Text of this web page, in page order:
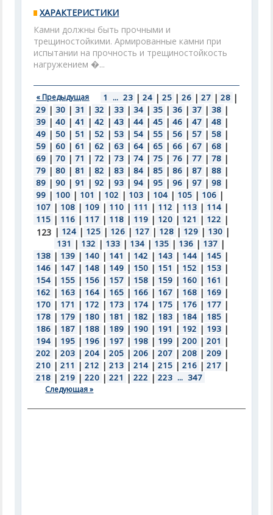
ХАРАКТЕРИСТИКИ
Камни должны быть прочными и
трещиностойкими. Армированные камни при
испытании на прочность и трещиностойкость
нагружением �...
« Предыдущая 1 ... 23 | 24 | 25 | 26 | 27 | 28 |
29 | 30 | 31 | 32 | 33 | 34 | 35 | 36 | 37 | 38 |
39 | 40 | 41 | 42 | 43 | 44 | 45 | 46 | 47 | 48 |
49 | 50 | 51 | 52 | 53 | 54 | 55 | 56 | 57 | 58 |
59 | 60 | 61 | 62 | 63 | 64 | 65 | 66 | 67 | 68 |
69 | 70 | 71 | 72 | 73 | 74 | 75 | 76 | 77 | 78 |
79 | 80 | 81 | 82 | 83 | 84 | 85 | 86 | 87 | 88 |
89 | 90 | 91 | 92 | 93 | 94 | 95 | 96 | 97 | 98 |
99 | 100 | 101 | 102 | 103 | 104 | 105 | 106 |
107 | 108 | 109 | 110 | 111 | 112 | 113 | 114 |
115 | 116 | 117 | 118 | 119 | 120 | 121 | 122 |
123 | 124 | 125 | 126 | 127 | 128 | 129 | 130 |
131 | 132 | 133 | 134 | 135 | 136 | 137 |
138 | 139 | 140 | 141 | 142 | 143 | 144 | 145 |
146 | 147 | 148 | 149 | 150 | 151 | 152 | 153 |
154 | 155 | 156 | 157 | 158 | 159 | 160 | 161 |
162 | 163 | 164 | 165 | 166 | 167 | 168 | 169 |
170 | 171 | 172 | 173 | 174 | 175 | 176 | 177 |
178 | 179 | 180 | 181 | 182 | 183 | 184 | 185 |
186 | 187 | 188 | 189 | 190 | 191 | 192 | 193 |
194 | 195 | 196 | 197 | 198 | 199 | 200 | 201 |
202 | 203 | 204 | 205 | 206 | 207 | 208 | 209 |
210 | 211 | 212 | 213 | 214 | 215 | 216 | 217 |
218 | 219 | 220 | 221 | 222 | 223 ... 347
Следующая »